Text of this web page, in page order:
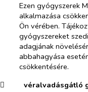
Ezen gyógyszerek
alkalmazása
Ön vérében.
gyógyszereket
adagjának
abbahagyása
csökkentésére.
​
véralvadásgátló